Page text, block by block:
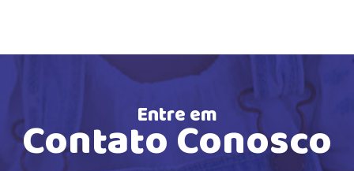
Entre em
Contato Conosco